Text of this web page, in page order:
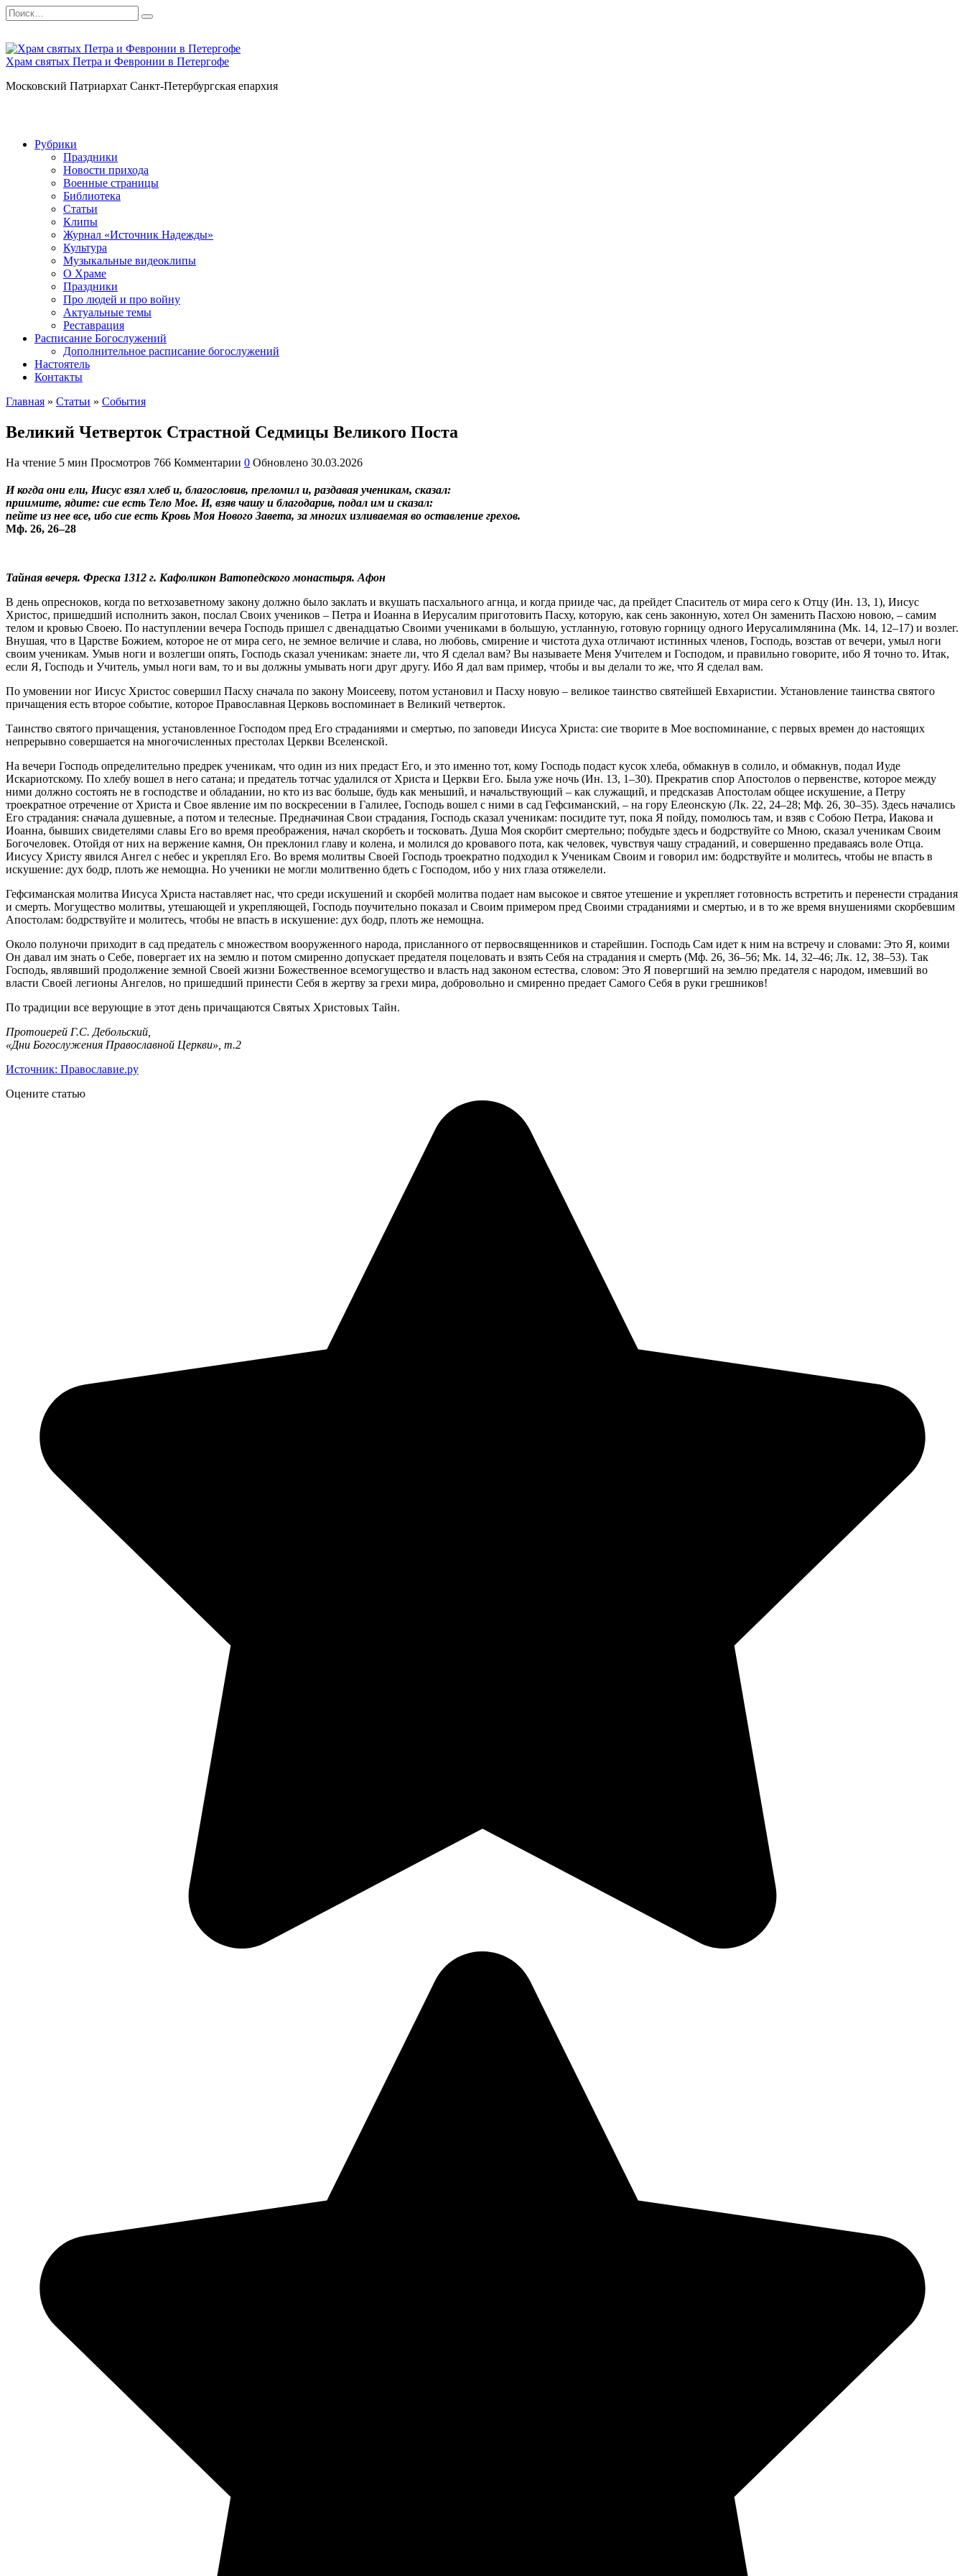
Перейти
к
Search
for:
Храм святых Петра и Февронии в Петергофе
Московский Патриархат Санкт-Петербургская епархия
Рубрики
Праздники
Новости прихода
Военные страницы
Библиотека
Статьи
Клипы
Журнал «Источник Надежды»
Культура
Музыкальные видеоклипы
О Храме
Праздники
Про людей и про войну
Актуальные темы
Реставрация
Расписание Богослужений
Дополнительное расписание богослужений
Настоятель
Контакты
Главная » Статьи » События
Великий Четверток Страстной Седмицы Великого Поста
На чтение 5 мин Просмотров 766 Комментарии 0 Обновлено 30.03.2026
И когда они ели, Иисус взял хлеб и, благословив, преломил и, раздавая ученикам, сказал:
приимите, ядите: сие есть Тело Мое. И, взяв чашу и благодарив, подал им и сказал:
пейте из нее все, ибо сие есть Кровь Моя Нового Завета, за многих изливаемая во оставление грехов.
Мф. 26, 26–28
Тайная вечеря. Фреска 1312 г. Кафоликон Ватопедского монастыря. Афон
В день опресноков, когда по ветхозаветному закону должно было заклать и вкушать пасхального агнца, и когда прииде час, да прейдет Спаситель от мира сего к Отцу (Ин. 13, 1), Иисус
Христос, пришедший исполнить закон, послал Своих учеников – Петра и Иоанна в Иерусалим приготовить Пасху, которую, как сень законную, хотел Он заменить Пасхою новою, – самим
телом и кровью Своею. По наступлении вечера Господь пришел с двенадцатью Своими учениками в большую, устланную, готовую горницу одного Иерусалимлянина (Мк. 14, 12–17) и возлег.
Внушая, что в Царстве Божием, которое не от мира сего, не земное величие и слава, но любовь, смирение и чистота духа отличают истинных членов, Господь, возстав от вечери, умыл ноги
своим ученикам. Умыв ноги и возлегши опять, Господь сказал ученикам: знаете ли, что Я сделал вам? Вы называете Меня Учителем и Господом, и правильно говорите, ибо Я точно то. Итак,
если Я, Господь и Учитель, умыл ноги вам, то и вы должны умывать ноги друг другу. Ибо Я дал вам пример, чтобы и вы делали то же, что Я сделал вам.
По умовении ног Иисус Христос совершил Пасху сначала по закону Моисееву, потом установил и Пасху новую – великое таинство святейшей Евхаристии. Установление таинства святого
причащения есть второе событие, которое Православная Церковь воспоминает в Великий четверток.
Таинство святого причащения, установленное Господом пред Его страданиями и смертью, по заповеди Иисуса Христа: сие творите в Мое воспоминание, с первых времен до настоящих
непрерывно совершается на многочисленных престолах Церкви Вселенской.
На вечери Господь определительно предрек ученикам, что один из них предаст Его, и это именно тот, кому Господь подаст кусок хлеба, обмакнув в солило, и обмакнув, подал Иуде
Искариотскому. По хлебу вошел в него сатана; и предатель тотчас удалился от Христа и Церкви Его. Была уже ночь (Ин. 13, 1–30). Прекратив спор Апостолов о первенстве, которое между
ними должно состоять не в господстве и обладании, но кто из вас больше, будь как меньший, и начальствующий – как служащий, и предсказав Апостолам общее искушение, а Петру
троекратное отречение от Христа и Свое явление им по воскресении в Галилее, Господь вошел с ними в сад Гефсиманский, – на гору Елеонскую (Лк. 22, 24–28; Мф. 26, 30–35). Здесь начались
Его страдания: сначала душевные, а потом и телесные. Предначиная Свои страдания, Господь сказал ученикам: посидите тут, пока Я пойду, помолюсь там, и взяв с Собою Петра, Иакова и
Иоанна, бывших свидетелями славы Его во время преображения, начал скорбеть и тосковать. Душа Моя скорбит смертельно; побудьте здесь и бодрствуйте со Мною, сказал ученикам Своим
Богочеловек. Отойдя от них на вержение камня, Он преклонил главу и колена, и молился до кровавого пота, как человек, чувствуя чашу страданий, и совершенно предаваясь воле Отца.
Иисусу Христу явился Ангел с небес и укреплял Его. Во время молитвы Своей Господь троекратно подходил к Ученикам Своим и говорил им: бодрствуйте и молитесь, чтобы не впасть в
искушение: дух бодр, плоть же немощна. Но ученики не могли молитвенно бдеть с Господом, ибо у них глаза отяжелели.
Гефсиманская молитва Иисуса Христа наставляет нас, что среди искушений и скорбей молитва подает нам высокое и святое утешение и укрепляет готовность встретить и перенести страдания
и смерть. Могущество молитвы, утешающей и укрепляющей, Господь поучительно показал и Своим примером пред Своими страданиями и смертью, и в то же время внушениями скорбевшим
Апостолам: бодрствуйте и молитесь, чтобы не впасть в искушение: дух бодр, плоть же немощна.
Около полуночи приходит в сад предатель с множеством вооруженного народа, присланного от первосвященников и старейшин. Господь Сам идет к ним на встречу и словами: Это Я, коими
Он давал им знать о Себе, повергает их на землю и потом смиренно допускает предателя поцеловать и взять Себя на страдания и смерть (Мф. 26, 36–56; Мк. 14, 32–46; Лк. 12, 38–53). Так
Господь, являвший продолжение земной Своей жизни Божественное всемогущество и власть над законом естества, словом: Это Я повергший на землю предателя с народом, имевший во
власти Своей легионы Ангелов, но пришедший принести Себя в жертву за грехи мира, добровольно и смиренно предает Самого Себя в руки грешников!
По традиции все верующие в этот день причащаются Святых Христовых Тайн.
Протоиерей Г.С. Дебольский,
«Дни Богослужения Православной Церкви», т.2
Источник: Православие.ру
Оцените статью